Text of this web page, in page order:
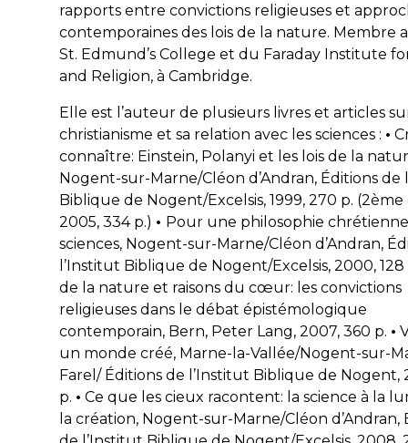
rapports entre convictions religieuses et
contemporaines des lois de la nature. Membre
St. Edmund’s College et du Faraday Institute
and Religion, à Cambridge.
Elle est l’auteur de plusieurs livres et articles
christianisme et sa relation avec les sciences : •
connaître: Einstein, Polanyi et les lois de la
Nogent-sur-Marne/Cléon d’Andran, Éditions de
Biblique de Nogent/Excelsis, 1999, 270 p.
2005, 334 p.) • Pour une philosophie
sciences, Nogent-sur-Marne/Cléon d’Andran,
l’Institut Biblique de Nogent/Excelsis, 2000,
de la nature et raisons du cœur: les convictions
religieuses dans le débat épistémologique
contemporain, Bern, Peter Lang, 2007, 360 p. •
un monde créé, Marne-la-Vallée/Nogent-sur-
Farel/ Éditions de l’Institut Biblique de Nogent,
p. • Ce que les cieux racontent: la science à la
la création, Nogent-sur-Marne/Cléon d’Andran,